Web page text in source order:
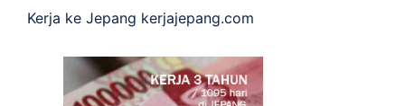
Kerja ke Jepang kerjajepang.com